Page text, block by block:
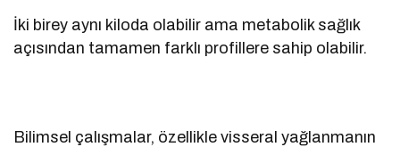
İki birey aynı kiloda olabilir ama metabolik sağlık
açısından tamamen farklı profillere sahip olabilir.
Bilimsel çalışmalar, özellikle visseral yağlanmanın